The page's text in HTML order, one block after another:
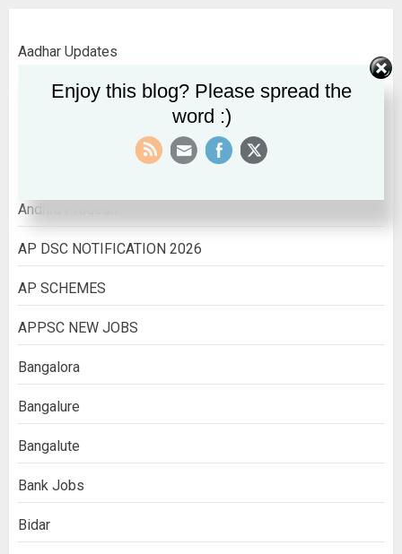
Aadhar Updates
AADHAR UPDATES
Andhra Pradesh
AP DSC NOTIFICATION 2026
AP SCHEMES
APPSC NEW JOBS
Bangalora
Bangalure
Bangalute
Bank Jobs
Bidar
Enjoy this blog? Please spread the
word :)